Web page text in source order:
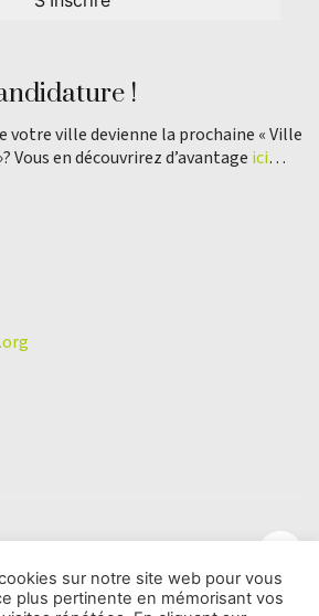
!
votre ville devienne la prochaine « Ville
Vous en découvrirez d’avantage ici…
Ville des Alpes de
sur notre site web pour vous
plus pertinente en mémorisant vos